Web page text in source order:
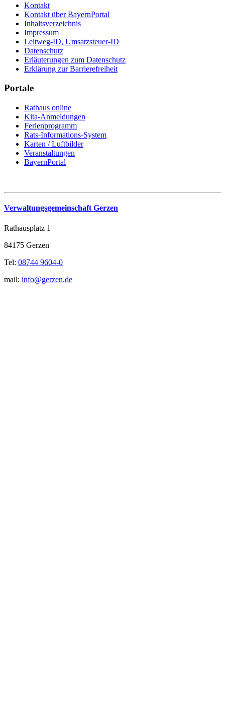
Kontakt
Kontakt über BayernPortal
Inhaltsverzeichnis
Impressum
Leitweg-ID, Umsatzsteuer-ID
Datenschutz
Erläuterungen zum Datenschutz
Erklärung zur Barrierefreiheit
Portale
Rathaus online
Kita-Anmeldungen
Ferienprogramm
Rats-Informations-System
Karten / Luftbilder
Veranstaltungen
BayernPortal
Verwaltungsgemeinschaft Gerzen
Rathausplatz 1
84175 Gerzen
Tel: 08744 9604-0
mail: info@gerzen.de